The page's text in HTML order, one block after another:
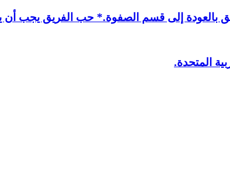
إلى قسم الصفوة.* حب الفريق يجب أن
المتحدة.